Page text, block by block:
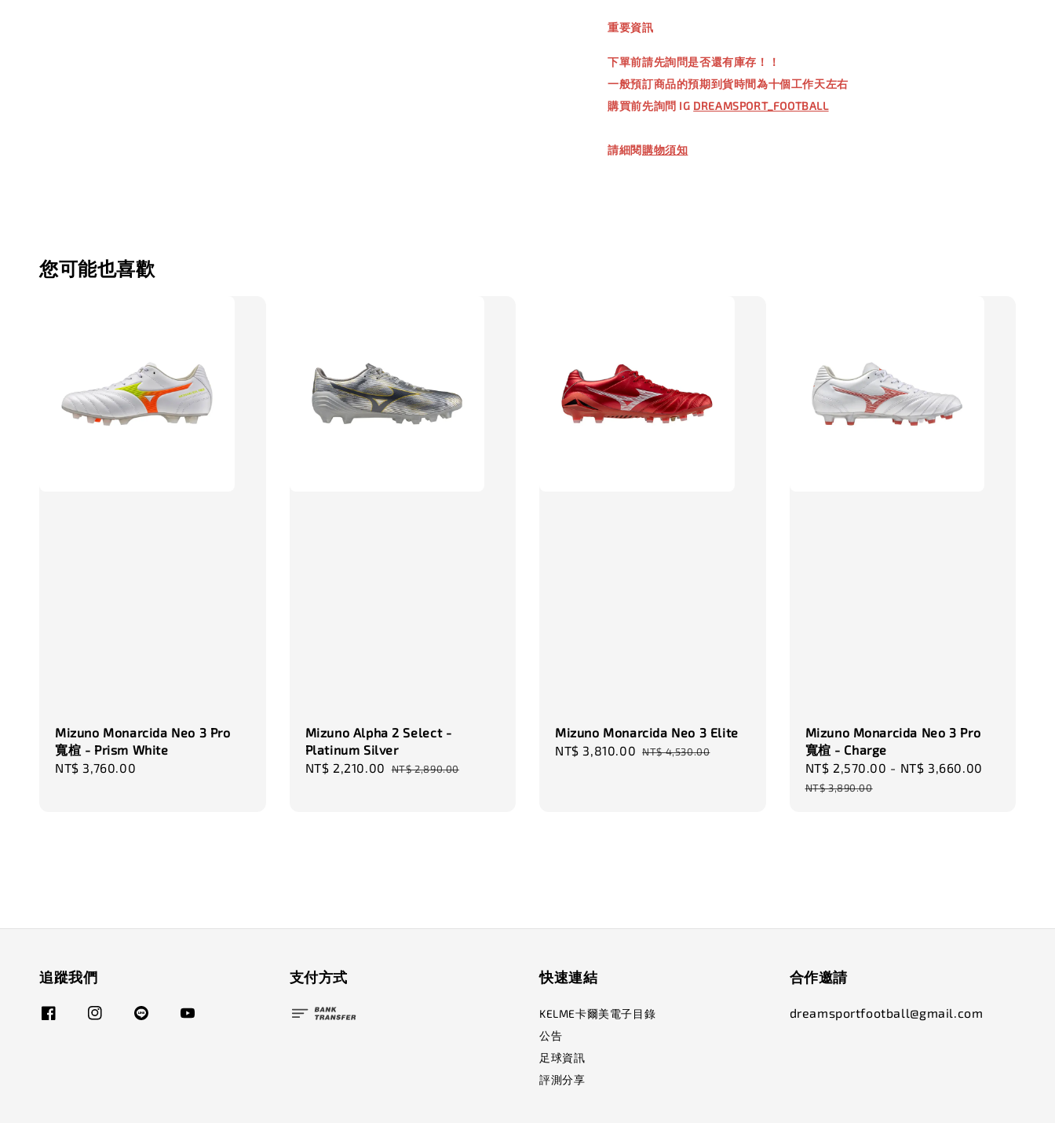
NT$ 660.00
TWG 防滑襪 V2 TWG 防滑襪
TWG 防滑襪 小童
6-10歲
重要資訊
下單前請先詢問是否還有庫存！！
一般預訂商品的預期到貨時間為十個工作天左右
購買前先詢問 IG DREAMSPORT_FOOTBALL
請細閱購物須知
您可能也喜歡
Mizuno Monarcida Neo 3 Pro
寬楦 - Prism White
Regular
NT$ 3,760.00
Mizuno Alpha 2 Select -
Platinum Silver
Sale
NT$ 2,210.00 Regular
NT$ 2,890.00
Mizuno Monarcida Neo 3 Elite
Sale
NT$ 3,810.00 Regular
NT$ 4,530.00
Mizuno Monarcida Neo 3 Pro
寬楦 - Charge
Sale
price
NT$ 2,570.00 - NT$ 3,660.00
NT$ 3,890.00
追蹤我們 支付方式 快速連結
KELME卡爾美電子目錄
公告
足球資訊
評測分享
合作邀請
dreamsportfootball@gmail.com